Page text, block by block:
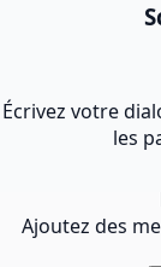
Écrivez votre
les
Ajoutez des